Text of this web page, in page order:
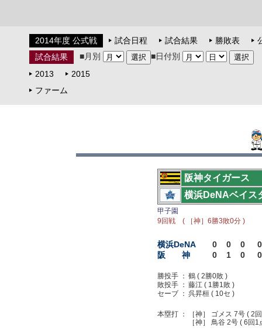
2014年度 公式戦 試合日程 試合結果 勝敗表
試合結果
■月別
■日付別
2013
2015
ファーム
阪神タイガース
横浜DeNAベイス
甲子園
9回戦 ( ［神］6勝3敗0分 )
横浜DeNA 0 0 0
0
阪 神
0 1 0 0
勝投手 ： 鶴 ( 2勝0敗 )
敗投手 ： 藤江 ( 1勝1敗 )
セーブ ： 呉昇桓 ( 10セ )
本塁打 ：
［神］ ゴメス 7号 ( 2
［神］ 鳥谷 2号 ( 6回1